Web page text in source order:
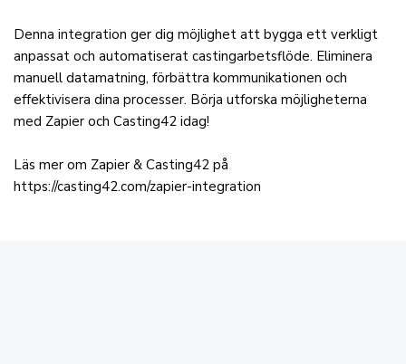
Denna integration ger dig möjlighet att bygga ett verkligt
anpassat och automatiserat castingarbetsflöde. Eliminera
manuell datamatning, förbättra kommunikationen och
effektivisera dina processer. Börja utforska möjligheterna
med Zapier och Casting42 idag!
Läs mer om Zapier & Casting42 på
https://casting42.com/zapier-integration